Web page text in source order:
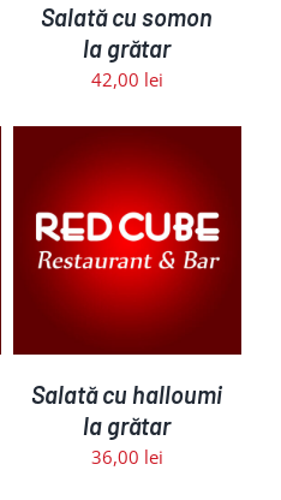
Salată cu somon
la grătar
42,00 lei
Salată cu halloumi
la grătar
36,00 lei